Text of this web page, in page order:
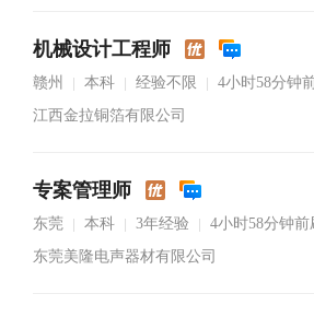
机械设计工程师
赣州 本科 经验不限
4小时58分钟
江西金拉铜箔有限公司
专案管理师
东莞 本科 3年经验
4小时58分钟前
东莞美隆电声器材有限公司